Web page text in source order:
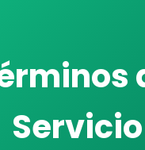
Servicio